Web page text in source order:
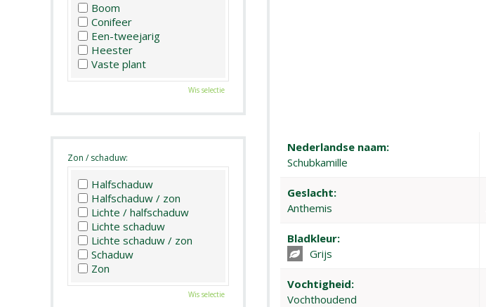
Nederlandse naam:
Schubkamille
Geslacht:
Anthemis
Bladkleur:
Grijs
Vochtigheid:
Vochthoudend
Boom
Conifeer
Een-tweejarig
Heester
Vaste plant
Wis selectie
Zon / schaduw:
Halfschaduw
Halfschaduw / zon
Lichte / halfschaduw
Lichte schaduw
Lichte schaduw / zon
Schaduw
Zon
Wis selectie